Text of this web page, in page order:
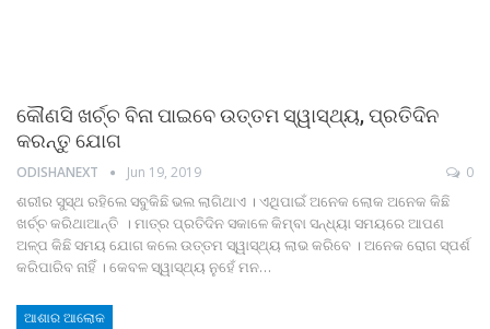
କୌଣସି ଖର୍ଚ୍ଚ ବିନା ପାଇବେ ଉତ୍ତମ ସ୍ୱାସ୍ଥ୍ୟ, ପ୍ରତିଦିନ
କରନ୍ତୁ ଯୋଗ
ODISHANEXT Jun 19, 2019 0
ଶରୀର ସୁସ୍ଥ ରହିଲେ ସବୁକିଛି ଭଲ ଲାଗିଥାଏ । ଏଥିପାଇଁ ଅନେକ ଲୋକ ଅନେକ କିଛି
ଖର୍ଚ୍ଚ କରିଥାଆନ୍ତି । ମାତ୍ର ପ୍ରତିଦିନ ସକାଳେ କିମ୍ବା ସନ୍ଧ୍ୟା ସମୟରେ ଆପଣ
ଅଳ୍ପ କିଛି ସମୟ ଯୋଗ କଲେ ଉତ୍ତମ ସ୍ୱାସ୍ଥ୍ୟ ଲାଭ କରିବେ । ଅନେକ ରୋଗ ସ୍ପର୍ଶ
କରିପାରିବ ନାହିଁ । କେବଳ ସ୍ୱାସ୍ଥ୍ୟ ନୁହେଁ ମନ…
ଆଶାର ଆଲୋକ